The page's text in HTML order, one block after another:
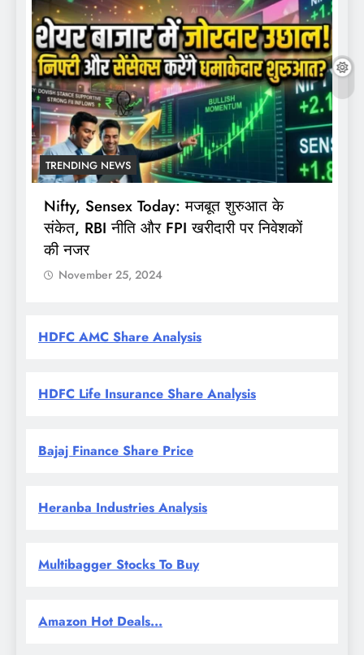
TRENDING NEWS
Nifty, Sensex Today: मजबूत शुरुआत के
संकेत, RBI नीति और FPI खरीदारी पर निवेशकों
की नजर
November 25, 2024
HDFC AMC Share Analysis
HDFC Life Insurance Share Analysis
Bajaj Finance Share Price
Heranba Industries Analysis
Multibagger Stocks To Buy
Amazon Hot Deals...